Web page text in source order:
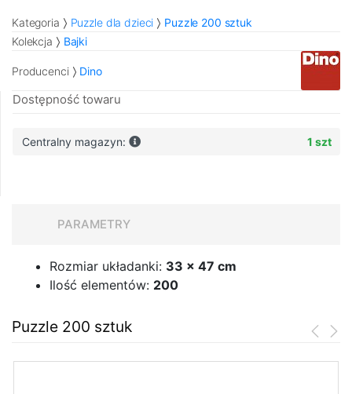
Kategoria Puzzle dla dzieci
Puzzle 200 sztuk
Kolekcja
Bajki
Producenci Dino
Dostępność towaru
Centralny magazyn: 1 szt
PARAMETRY
Rozmiar układanki: 33 x 47 cm
Ilość elementów: 200
Puzzle 200 sztuk